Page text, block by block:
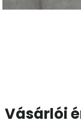
Vásárlói